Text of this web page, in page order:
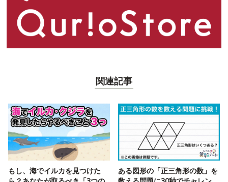
関連記事
もし、海でイルカを見つけた
ある図形の「正三角形の数」を